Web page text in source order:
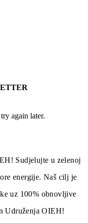
again later.
Sudjelujte u zelenoj
energije. Naš cilj je
uz 100% obnovljive
Udruženja OIEH!